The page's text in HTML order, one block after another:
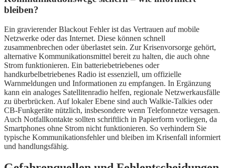
bleiben?
Ein gravierender Blackout Fehler ist das Vertrauen auf mobile
Netzwerke oder das Internet. Diese können schnell
zusammenbrechen oder überlastet sein. Zur Krisenvorsorge gehört,
alternative Kommunikationsmittel bereit zu halten, die auch ohne
Strom funktionieren. Ein batteriebetriebenes oder
handkurbelbetriebenes Radio ist essenziell, um offizielle
Warnmeldungen und Informationen zu empfangen. In Ergänzung
kann ein analoges Satellitenradio helfen, regionale Netzwerkausfälle
zu überbrücken. Auf lokaler Ebene sind auch Walkie-Talkies oder
CB-Funkgeräte nützlich, insbesondere wenn Telefonnetze versagen.
Auch Notfallkontakte sollten schriftlich in Papierform vorliegen, da
Smartphones ohne Strom nicht funktionieren. So verhindern Sie
typische Kommunikationsfehler und bleiben im Krisenfall informiert
und handlungsfähig.